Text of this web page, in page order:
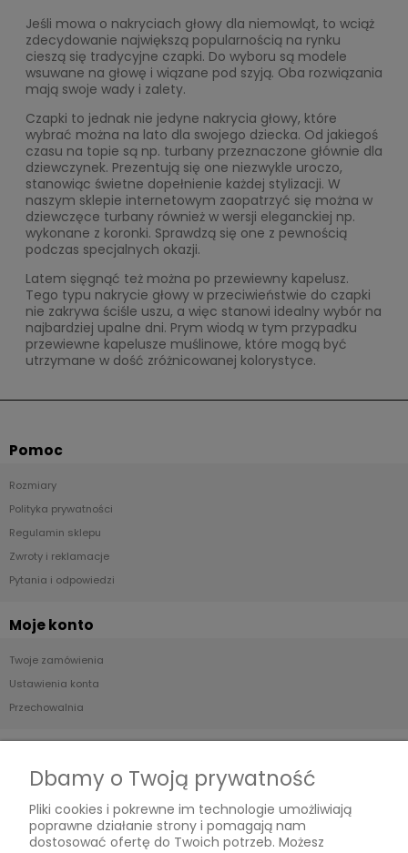
Jeśli mowa o nakryciach głowy dla niemowląt, to wciąż
zdecydowanie największą popularnością na rynku
cieszą się tradycyjne czapki. Do wyboru są modele
wsuwane na głowę i wiązane pod szyją. Oba rozwiązania
mają swoje wady i zalety.
Czapki to jednak nie jedyne nakrycia głowy, które
wybrać można na lato dla swojego dziecka. Od jakiegoś
czasu na topie są np. turbany przeznaczone głównie dla
dziewczynek. Prezentują się one niezwykle uroczo,
stanowiąc świetne dopełnienie każdej stylizacji. W
naszym sklepie internetowym zaopatrzyć się można w
dziewczęce turbany również w wersji eleganckiej np.
wykonane z koronki. Sprawdzą się one z pewnością
podczas specjalnych okazji.
Latem sięgnąć też można po przewiewny kapelusz.
Tego typu nakrycie głowy w przeciwieństwie do czapki
nie zakrywa ściśle uszu, a więc stanowi idealny wybór na
najbardziej upalne dni. Prym wiodą w tym przypadku
przewiewne kapelusze muślinowe, które mogą być
utrzymane w dość zróżnicowanej kolorystyce.
Pomoc
Rozmiary
Polityka prywatności
Regulamin sklepu
Zwroty i reklamacje
Pytania i odpowiedzi
Moje konto
Twoje zamówienia
Ustawienia konta
Przechowalnia
Formy płatności
Czas i koszty dostawy
Czas realizacji zamówienia
Dbamy o Twoją prywatność
Pliki cookies i pokrewne im technologie umożliwiają
poprawne działanie strony i pomagają nam
dostosować ofertę do Twoich potrzeb. Możesz